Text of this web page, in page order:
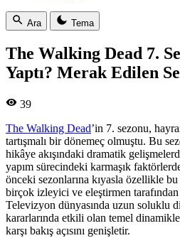
Ara Tema
The Walking Dead 7.
Yaptı? Merak Edilen
39
The Walking Dead’in 7. sezonu,
tartışmalı bir dönemeç olmuştu. Bu
hikâye akışındaki dramatik
yapım sürecindeki karmaşık
önceki sezonlarına kıyasla özellikle
birçok izleyici ve eleştirmen
Televizyon dünyasında uzun soluklu
kararlarında etkili olan temel
karşı bakış açısını genişletir.